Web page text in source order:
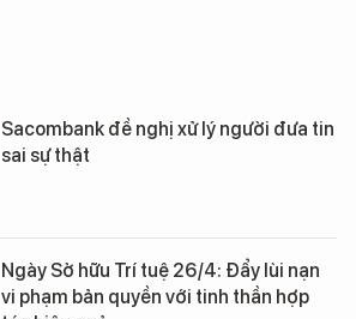
Sacombank đề nghị xử lý người đưa tin
sai sự thật
Ngày Sở hữu Trí tuệ 26/4: Đẩy lùi nạn
vi phạm bản quyền với tinh thần hợp